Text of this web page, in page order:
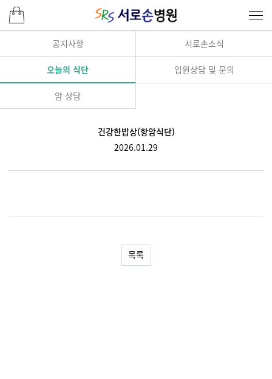
공지사항 서로손소식
오늘의 식단 입원상담 및 문의
암 상담
건강한밥상(항암식단)
2026.01.29
목록